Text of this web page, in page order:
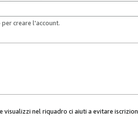
creare l'account.
visualizzi nel riquadro ci aiuti a evitare